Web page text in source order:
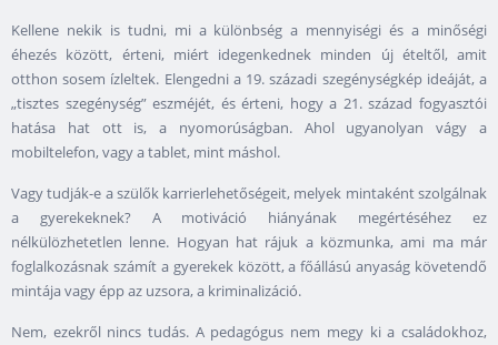
Kellene nekik is tudni, mi a különbség a mennyiségi és a minőségi
éhezés között, érteni, miért idegenkednek minden új ételtől, amit
otthon sosem ízleltek. Elengedni a 19. századi szegénységkép ideáját, a
„tisztes szegénység” eszméjét, és érteni, hogy a 21. század fogyasztói
hatása hat ott is, a nyomorúságban. Ahol ugyanolyan vágy a
mobiltelefon, vagy a tablet, mint máshol.
Vagy tudják-e a szülők karrierlehetőségeit, melyek mintaként szolgálnak
a gyerekeknek? A motiváció hiányának megértéséhez ez
nélkülözhetetlen lenne. Hogyan hat rájuk a közmunka, ami ma már
foglalkozásnak számít a gyerekek között, a főállású anyaság követendő
mintája vagy épp az uzsora, a kriminalizáció.
Nem, ezekről nincs tudás. A pedagógus nem megy ki a családokhoz,